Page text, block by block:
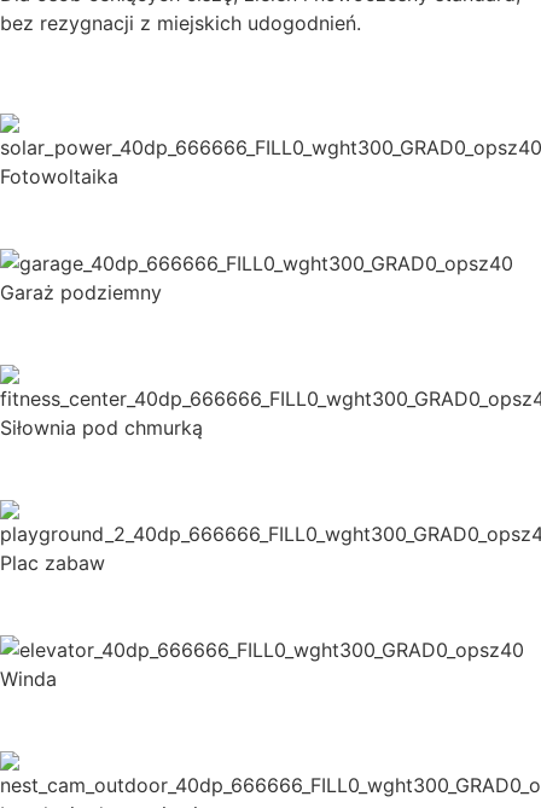
bez rezygnacji z miejskich udogodnień.
Fotowoltaika
Garaż podziemny
Siłownia pod chmurką
Plac zabaw
Winda